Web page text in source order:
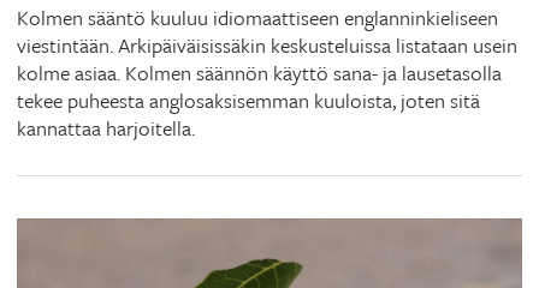
Kolmen sääntö kuuluu idiomaattiseen englanninkieliseen
viestintään. Arkipäiväisissäkin keskusteluissa listataan usein
kolme asiaa. Kolmen säännön käyttö sana- ja lausetasolla
tekee puheesta anglosaksisemman kuuloista, joten sitä
kannattaa harjoitella.